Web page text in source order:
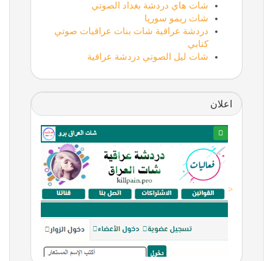
شات هاي دردشة بغداد الصوتي
شات ريمو سوريا
دردشة عراقية شات بنات عراقيات صوتي
كتابي
شات ليل الصوتي دردشة عراقية
اعلان
<